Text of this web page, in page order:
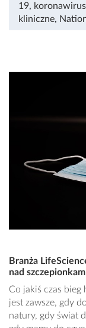
19, koronawirus
kliniczne,
Branża
nad
Co jakiś czas
jest zawsze, gdy
natury, gdy świat